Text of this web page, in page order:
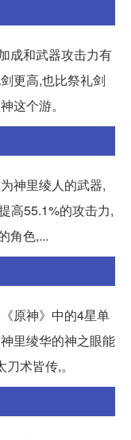
成和武器攻击力有
更高,也比祭礼剑
这个游。
神里绫人的武器,
高55.1%的攻击力,
角色,...
原神》中的4星单
里绫华的神之眼能
术皆传,。